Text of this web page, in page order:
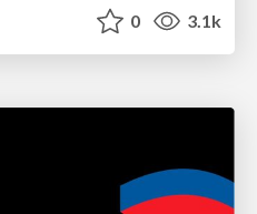
0 3.1k